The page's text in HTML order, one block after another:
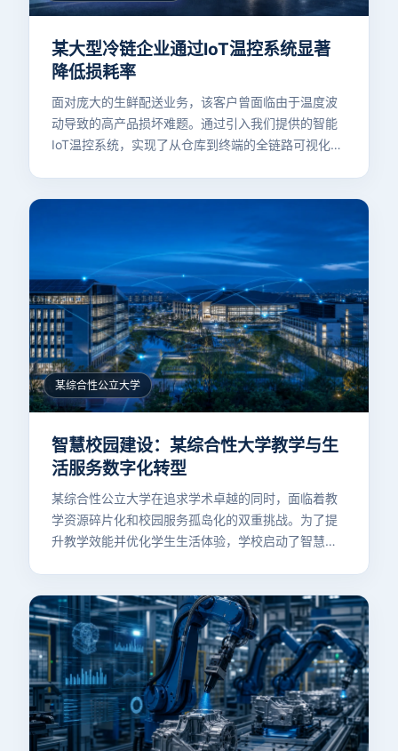
某大型冷链企业通过IoT温控系统显著
降低损耗率
面对庞大的生鲜配送业务，该客户曾面临由于温度波
动导致的高产品损坏难题。通过引入我们提供的智能
IoT温控系统，实现了从仓库到终端的全链路可视化与
某综合性公立大学
智慧校园建设：某综合性大学教学与生
活服务数字化转型
某综合性公立大学在追求学术卓越的同时，面临着教
学资源碎片化和校园服务孤岛化的双重挑战。为了提
升教学效能并优化学生生活体验，学校启动了智慧校
显著提升了校园治理水平和师生满意度，为学校的智
慧化转型奠定了坚实基础。